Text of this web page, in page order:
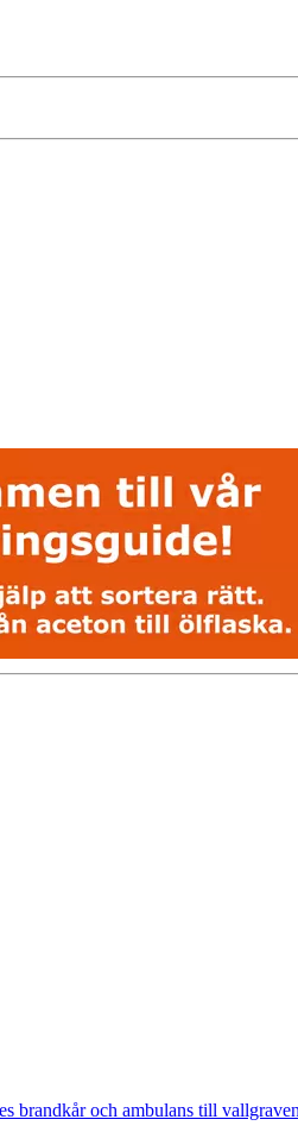
och ambulans till